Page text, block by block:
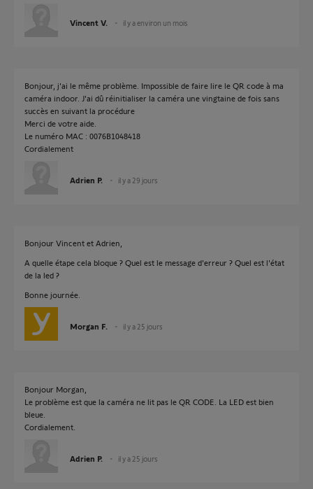
Vincent V. il y a environ un mois
Bonjour, j'ai le même problème. Impossible de faire lire le QR code à ma
caméra indoor. J'ai dû réinitialiser la caméra une vingtaine de fois sans
succès en suivant la procédure
Merci de votre aide.
Le numéro MAC : 0076B1048418
Cordialement
Adrien P. il y a 29 jours
Bonjour Vincent et Adrien,
A quelle étape cela bloque ? Quel est le message d'erreur ? Quel est l'état
de la led ?
Bonne journée.
Morgan F. il y a 25 jours
Bonjour Morgan,
Le problème est que la caméra ne lit pas le QR CODE. La LED est bien
bleue.
Cordialement.
Adrien P. il y a 25 jours